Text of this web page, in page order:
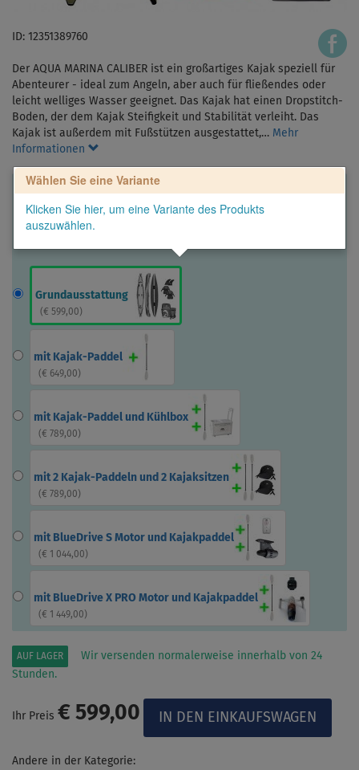
ID: 12351389760
Der AQUA MARINA CALIBER ist ein großartiges Kajak speziell für
Abenteurer - ideal zum Angeln, aber auch für fließendes oder
leicht welliges Wasser geeignet. Das Kajak hat einen Dropstitch-
Boden, der dem Kajak Steifigkeit und Stabilität verleiht. Das
Kajak ist außerdem mit Fußstützen ausgestattet,… Mehr
Informationen
Wählen Sie eine Variante
Klicken Sie hier, um eine Variante des Produkts
auszuwählen.
Grundausstattung
( € 599,00)
mit Kajak-Paddel
( € 649,00)
mit Kajak-Paddel und Kühlbox
( € 789,00)
mit 2 Kajak-Paddeln und 2 Kajaksitzen
( € 789,00)
mit BlueDrive S Motor und Kajakpaddel
( € 1 044,00)
mit BlueDrive X PRO Motor und Kajakpaddel
( € 1 449,00)
AUF LAGER
Wir versenden normalerweise innerhalb von 24
Stunden.
Ihr Preis € 599,00
Andere in der Kategorie: